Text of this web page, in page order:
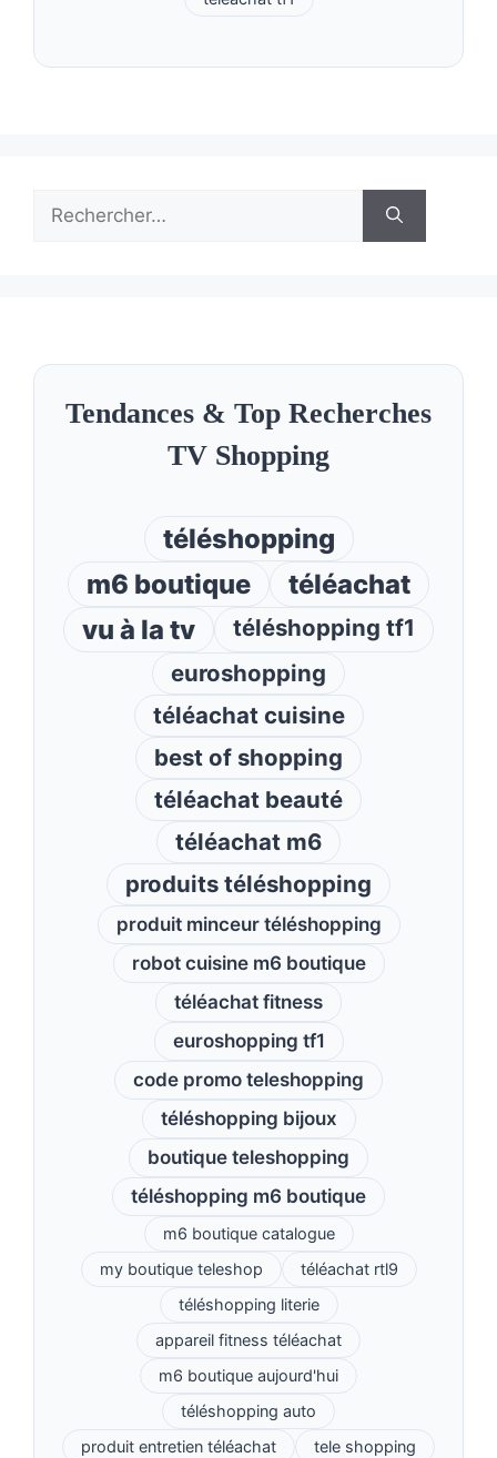
Rechercher :
Tendances & Top Recherches
TV Shopping
téléshopping
m6 boutique
téléachat
vu à la tv
téléshopping tf1
euroshopping
téléachat cuisine
best of shopping
téléachat beauté
téléachat m6
produits téléshopping
produit minceur téléshopping
robot cuisine m6 boutique
téléachat fitness
euroshopping tf1
code promo teleshopping
téléshopping bijoux
boutique teleshopping
téléshopping m6 boutique
m6 boutique catalogue
my boutique teleshop
téléachat rtl9
téléshopping literie
appareil fitness téléachat
m6 boutique aujourd'hui
téléshopping auto
produit entretien téléachat
tele shopping